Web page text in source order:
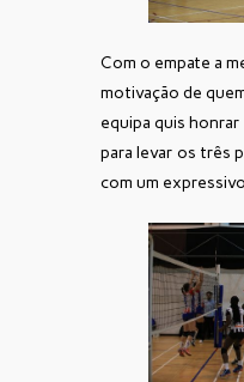
Com o empate a
motivação de
equipa quis
para levar os três
com um